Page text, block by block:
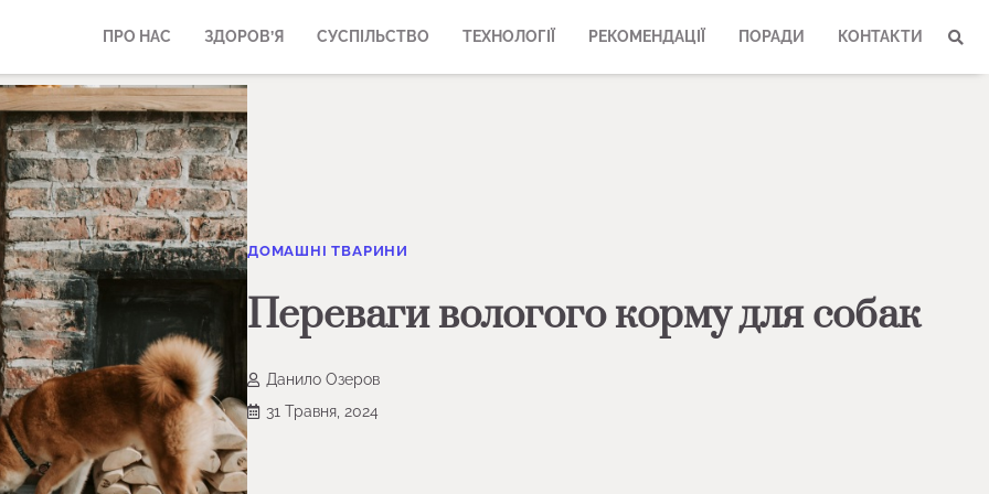
ПРО НАС ЗДОРОВ’Я СУСПІЛЬСТВО ТЕХНОЛОГІЇ РЕКОМЕНДАЦІЇ ПОРАДИ КОНТАКТИ
ДОМАШНІ ТВАРИНИ
Переваги вологого корму для собак
Данило Озеров
31 Травня, 2024